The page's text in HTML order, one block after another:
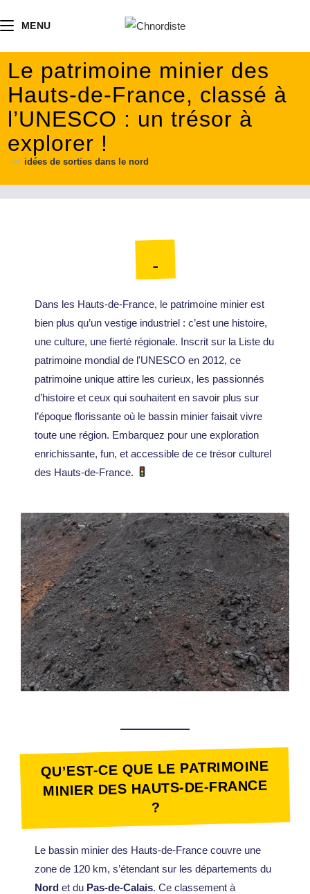
principal
MENU
Le patrimoine minier des
Hauts-de-France, classé à
l’UNESCO : un trésor à
explorer !
-> idées de sorties dans le nord
Dans les Hauts-de-France, le patrimoine minier est
bien plus qu’un vestige industriel : c’est une histoire,
une culture, une fierté régionale. Inscrit sur la Liste du
patrimoine mondial de l'UNESCO en 2012, ce
patrimoine unique attire les curieux, les passionnés
d’histoire et ceux qui souhaitent en savoir plus sur
l’époque florissante où le bassin minier faisait vivre
toute une région. Embarquez pour une exploration
enrichissante, fun, et accessible de ce trésor culturel
des Hauts-de-France.
QU’EST-CE QUE LE PATRIMOINE
MINIER DES HAUTS-DE-FRANCE
?
Le bassin minier des Hauts-de-France couvre une
zone de 120 km, s’étendant sur les départements du
Nord et du Pas-de-Calais. Ce classement à